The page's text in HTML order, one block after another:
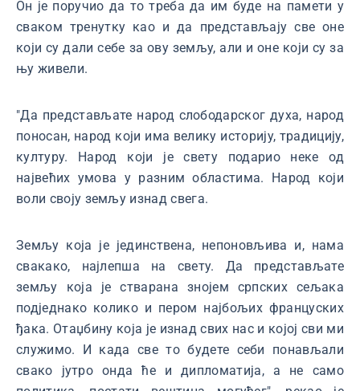
Он је поручио да то треба да им буде на памети у
сваком тренутку као и да представљају све оне
који су дали себе за ову земљу, али и оне који су за
њу живели.
"Да представљате народ слободарског духа, народ
поносан, народ који има велику историју, традицију,
културу. Народ који је свету подарио неке од
највећих умова у разним областима. Народ који
воли своју земљу изнад свега.
Земљу која је јединствена, непоновљива и, нама
свакако, најлепша на свету. Да представљате
земљу која је стварана знојем српских сељака
подједнако колико и пером најбољих француских
ђака. Отаџбину која је изнад свих нас и којој сви ми
служимо. И када све то будете себи понављали
свако јутро онда ће и дипломатија, а не само